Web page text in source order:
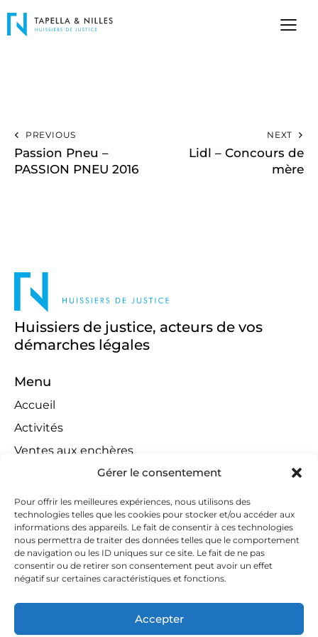
Gérer le consentement
Pour offrir les meilleures expériences, nous utilisons des
technologies telles que les cookies pour stocker et/ou accéder aux
informations des appareils. Le fait de consentir à ces technologies
nous permettra de traiter des données telles que le comportement
de navigation ou les ID uniques sur ce site. Le fait de ne pas
consentir ou de retirer son consentement peut avoir un effet
négatif sur certaines caractéristiques et fonctions.
Accepter
PREVIOUS
Passion Pneu –
PASSION PNEU 2016
NEXT
Lidl – Concours de
mère
Huissiers de justice, acteurs de vos
démarches légales
Menu
Accueil
Activités
Ventes aux enchères
Compétences territoriales
Jeux concours
Liens
Contact
Contactez-nous
huissiers@tapella-nilles.lu